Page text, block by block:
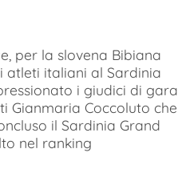
per la slovena Bibiana
atleti italiani al Sardinia
i giudici di gara
Gianmaria Coccoluto che
il Sardinia Grand
nel ranking